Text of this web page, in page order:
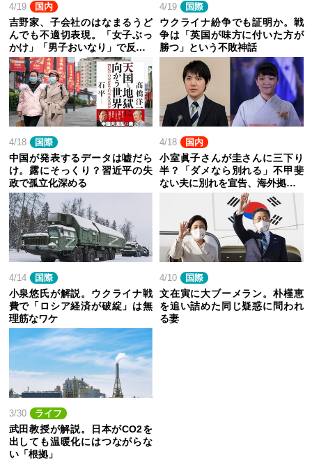
4/19 国内
吉野家、子会社のはなまるうど
んでも不適切表現。「女子ぶっ
かけ」「男子おいなり」で反…
4/19 国際
ウクライナ紛争でも証明か。戦
争は「英国が味方に付いた方が
勝つ」という不敗神話
4/18 国際
中国が発表するデータは嘘だら
け。露にそっくり？習近平の失
政で孤立化深める
4/18 国内
小室眞子さんが圭さんに三下り
半？「ダメなら別れる」不甲斐
ない夫に別れを宣告、海外拠…
4/14 国際
小泉悠氏が解説。ウクライナ戦
費で「ロシア経済が破綻」は無
理筋なワケ
4/10 国際
文在寅に大ブーメラン。朴槿恵
を追い詰めた同じ疑惑に問われ
る妻
3/30 ライフ
武田教授が解説。日本がCO2を
出しても温暖化にはつながらな
い「根拠」